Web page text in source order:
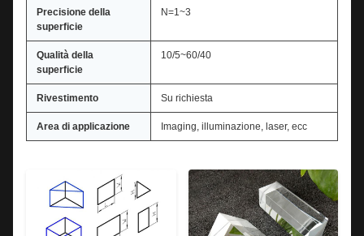
Precisione della
superficie
N=1~3
Qualità della
superficie
10/5~60/40
Rivestimento Su richiesta
Area di applicazione Imaging, illuminazione, laser, ecc